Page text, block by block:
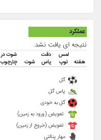
عملکرد
نتیجه ای یافت نشد.
هفته
لمس
توپ
دقت
پاس
شوت
شوت در
چارچوب
گل
پاس گل
گل به خودی
تعویض (ورود به زمین)
تعویض (خروج از زمین)
مهار پنالتی